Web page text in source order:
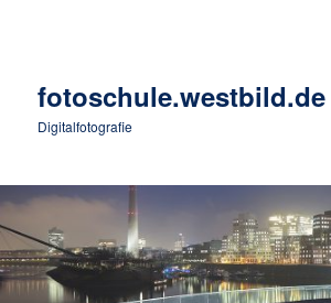
fotoschule.westbild.de
Digitalfotografie